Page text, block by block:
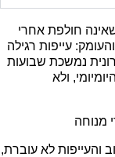
חולפת אחרי
עייפות רגילה
נמשכת שבועות
ולא
והעייפות לא עוברת,